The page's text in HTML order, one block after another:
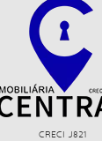
CRECI J821